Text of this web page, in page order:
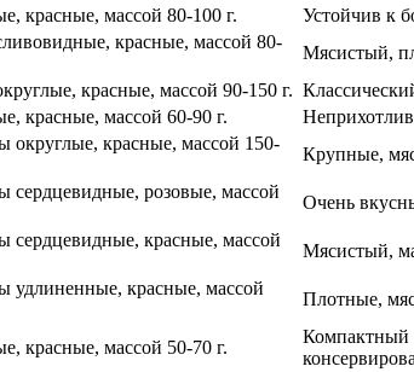
красные, массой 80-100 г.
Устойчив к
красные, массой 80-
Мясистый,
красные, массой 90-150 г.
красные, массой 60-90 г.
красные, массой 150-
Крупные,
розовые, массой
Очень
красные, массой
Мясистый,
удлиненные, красные, массой
Плотные,
красные, массой 50-70 г.
Компактный